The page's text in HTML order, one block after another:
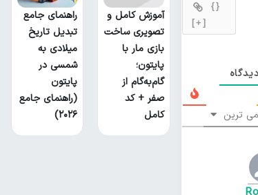
{}
[+]
دیدگاه
ترین
آموزش کامل و
تصویری ساخت
بازی مار با
پایتون؛
گام‌به‌گام از
صفر + کد
کامل
راهنمای جامع
تبدیل تاریخ
میلادی به
شمسی در
پایتون
(راهنمای جامع
۲۰۲۶)